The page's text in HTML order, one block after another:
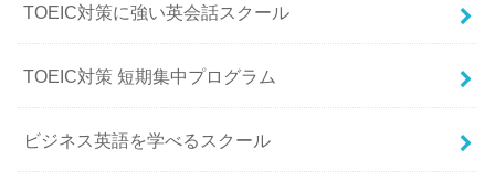
TOEIC対策に強い英会話スクール
TOEIC対策 短期集中プログラム
ビジネス英語を学べるスクール